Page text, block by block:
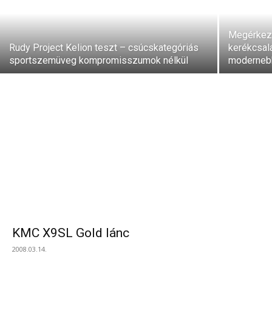
Rudy Project Kelion teszt – csúcskategóriás
sportszemüveg kompromisszumok nélkül
KMC X9SL Gold lánc
2008.03.14.